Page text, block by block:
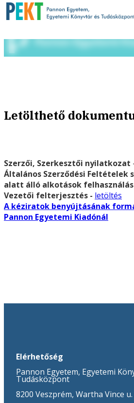
Letölthető
Szerzői, Szerkesztői nyilatkozat
Általános Szerződési Feltételek
alatt álló alkotások
Vezetői felterjesztés - letöltés
A kéziratok benyújtásának
Pannon Egyetemi Kiadónál
Elérhetőség
Pannon Egyetem, Egyetemi
Tudásközpont
8200 Veszprém, Wartha Vince u.